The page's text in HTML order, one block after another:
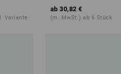
Variante
ab 30,82 €
(m. MwSt.) ab 6 Stück